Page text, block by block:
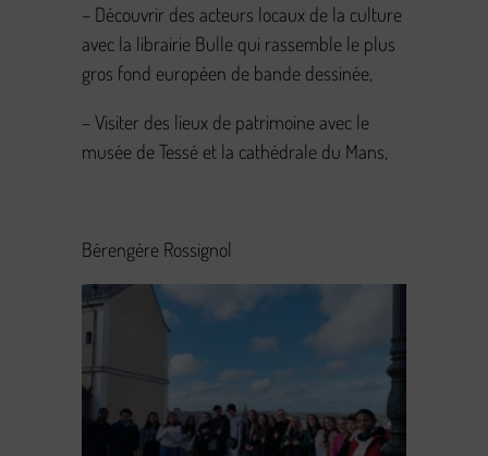
– Découvrir des acteurs locaux de la culture
avec la librairie Bulle qui rassemble le plus
gros fond européen de bande dessinée,
– Visiter des lieux de patrimoine avec le
musée de Tessé et la cathédrale du Mans,
Bérengère Rossignol